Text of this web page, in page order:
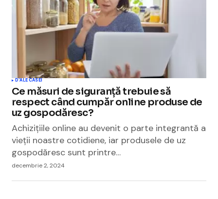
D'ALE CASEI
Ce măsuri de siguranță trebuie să
respect când cumpăr online produse de
uz gospodăresc?
Achizițiile online au devenit o parte integrantă a
vieții noastre cotidiene, iar produsele de uz
gospodăresc sunt printre…
decembrie 2, 2024